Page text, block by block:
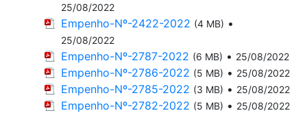
25/08/2022
Empenho-Nº-2422-2022 (4 MB) •
25/08/2022
Empenho-Nº-2787-2022 (6 MB) • 25/08/2022
Empenho-Nº-2786-2022 (5 MB) • 25/08/2022
Empenho-Nº-2785-2022 (3 MB) • 25/08/2022
Empenho-Nº-2782-2022 (5 MB) • 25/08/2022